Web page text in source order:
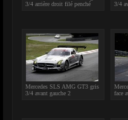
3/4 arrière droit filé penché
3/4
Mercedes SLS AMG GT3 gris
3/4 avant gauche 2
face